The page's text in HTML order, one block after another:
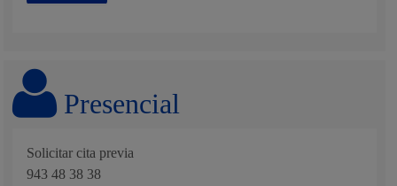
Presencial
Solicitar cita previa
943 48 38 38